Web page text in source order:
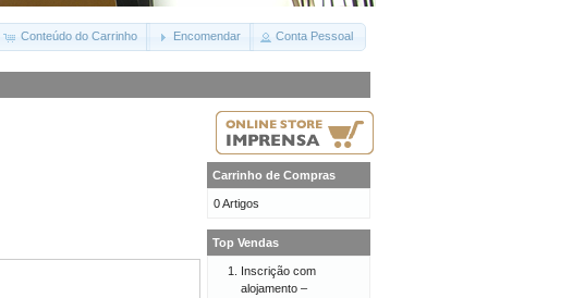
Conteúdo do Carrinho Encomendar Conta Pessoal
Carrinho de Compras
0 Artigos
Top Vendas
Inscrição com
alojamento –